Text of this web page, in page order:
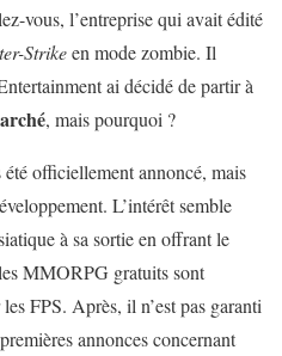
vous, l’entreprise qui avait édité
Strikeen mode zombie. Il
ai décidé de partir à
, mais pourquoi ?
été officiellement annoncé, mais
L’intérêt semble
à sa sortie en offrant le
MMORPG gratuits sont
FPS. Après, il n’est pas garanti
annonces concernant